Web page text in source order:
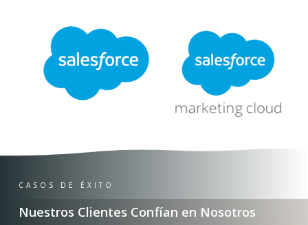
CASOS DE ÉXITO
Nuestros Clientes Confían en Nosotros